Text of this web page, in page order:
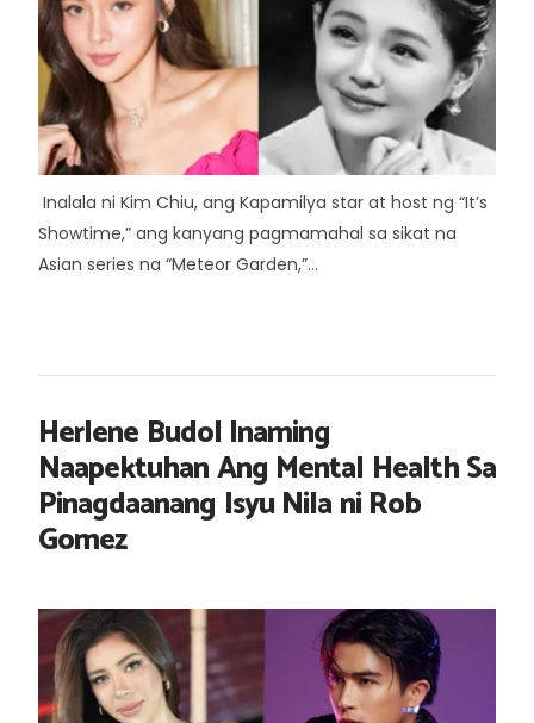
Inalala ni Kim Chiu, ang Kapamilya star at host ng “It’s
Showtime,” ang kanyang pagmamahal sa sikat na
Asian series na “Meteor Garden,”...
Herlene Budol Inaming
Naapektuhan Ang Mental Health Sa
Pinagdaanang Isyu Nila ni Rob
Gomez